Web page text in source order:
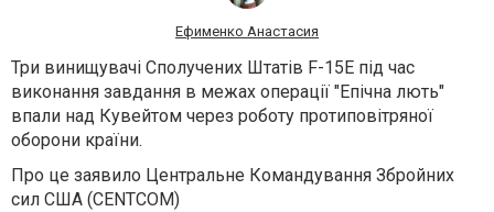
Ефименко Анастасия
Три винищувачі Сполучених Штатів F-15E під час
виконання завдання в межах операції "Епічна лють"
впали над Кувейтом через роботу протиповітряної
оборони країни.
Про це заявило Центральне Командування Збройних
сил США (CENTCOM)